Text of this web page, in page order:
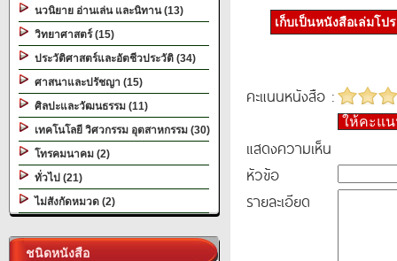
นวนิยาย อ่านเล่น และนิทาน (13)
วิทยาศาสตร์ (15)
ประวัติศาสตร์และอัตชีวประวัติ (34)
ศาสนาและปรัชญา (15)
ศิลปะและวัฒนธรรม (11)
เทคโนโลยี วิศวกรรม อุตสาหกรรม (30)
โทรคมนาคม (2)
ทั่วไป (21)
ไม่สังกัดหมวด (2)
ชนิดหนังสือ
เก็บเป็นหนังสือเล่มโป
คะแนนหนังสือ :
ให้คะแ
แสดงความเห็น
หัวข้อ
รายละเอียด